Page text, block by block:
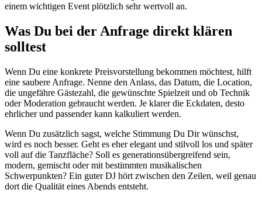
einem wichtigen Event plötzlich sehr wertvoll an.
Was Du bei der Anfrage direkt klären
solltest
Wenn Du eine konkrete Preisvorstellung bekommen möchtest, hilft
eine saubere Anfrage. Nenne den Anlass, das Datum, die Location,
die ungefähre Gästezahl, die gewünschte Spielzeit und ob Technik
oder Moderation gebraucht werden. Je klarer die Eckdaten, desto
ehrlicher und passender kann kalkuliert werden.
Wenn Du zusätzlich sagst, welche Stimmung Du Dir wünschst,
wird es noch besser. Geht es eher elegant und stilvoll los und später
voll auf die Tanzfläche? Soll es generationsübergreifend sein,
modern, gemischt oder mit bestimmten musikalischen
Schwerpunkten? Ein guter DJ hört zwischen den Zeilen, weil genau
dort die Qualität eines Abends entsteht.